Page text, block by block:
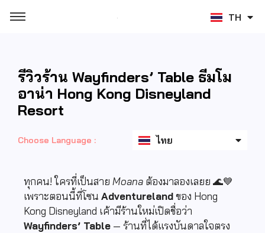
TH
ZH
รีวิวร้าน Wayfinders’ Table ธีมโม
อาน่า Hong Kong Disneyland
Resort
Choose Language : ไทย
日本語
ทุกคน! ใครที่เป็นสาย Moana ต้องมาลองเลยย 🌊💙
เพราะตอนนี้ที่โซน Adventurelandของ Hong
Kong Disneyland เค้ามีร้านใหม่เปิดชื่อว่า
Wayfinders’ Table — ร้านที่ได้แรงบันดาลใจตรง